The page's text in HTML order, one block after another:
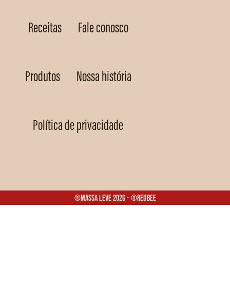
Receitas Fale conosco
Produtos Nossa história
Política de privacidade
®Massa Leve 2026 – ®Redbee